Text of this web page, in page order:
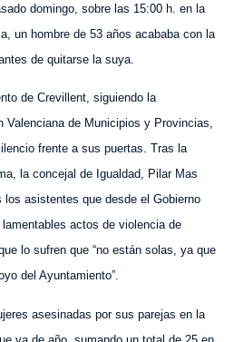
domingo, sobre las 15:00 h. en la
un hombre de 53 años acababa con la
de quitarse la suya.
de Crevillent, siguiendo la
Valenciana de Municipios y Provincias,
frente a sus puertas. Tras la
la concejal de Igualdad, Pilar Mas
los asistentes que desde el Gobierno
actos de violencia de
lo sufren que “no están solas, ya que
del Ayuntamiento”.
asesinadas por sus parejas en la